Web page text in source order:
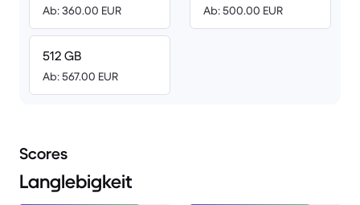
Ab: 360.00 EUR
512 GB
Ab: 567.00 EUR
Ab: 500.00 EUR
Scores
Langlebigkeit